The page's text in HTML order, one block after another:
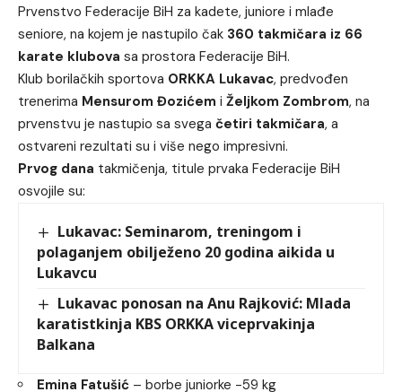
Prvenstvo Federacije BiH za kadete, juniore i mlađe
seniore, na kojem je nastupilo čak 360 takmičara iz 66
karate klubova sa prostora Federacije BiH.
Klub borilačkih sportova ORKKA Lukavac, predvođen
trenerima Mensurom Đozićem i Željkom Zombrom, na
prvenstvu je nastupio sa svega četiri takmičara, a
ostvareni rezultati su i više nego impresivni.
Prvog dana takmičenja, titule prvaka Federacije BiH
osvojile su:
Lukavac: Seminarom, treningom i
polaganjem obilježeno 20 godina aikida u
Lukavcu
Lukavac ponosan na Anu Rajković: Mlada
karatistkinja KBS ORKKA viceprvakinja
Balkana
Emina Fatušić – borbe juniorke -59 kg